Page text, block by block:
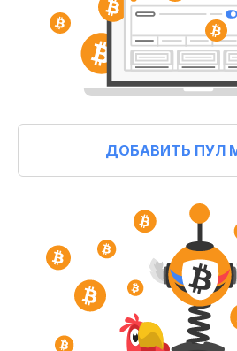
ДОБАВИТЬ ПУЛ